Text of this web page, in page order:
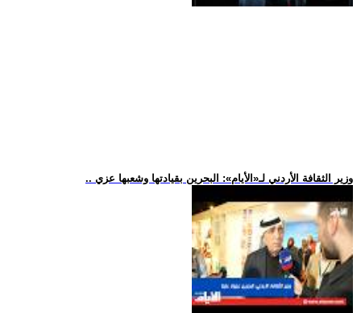
.. وزير الثقافة الأردني لـ«الأيام»: البحرين بقيادتها وشعبها عزي